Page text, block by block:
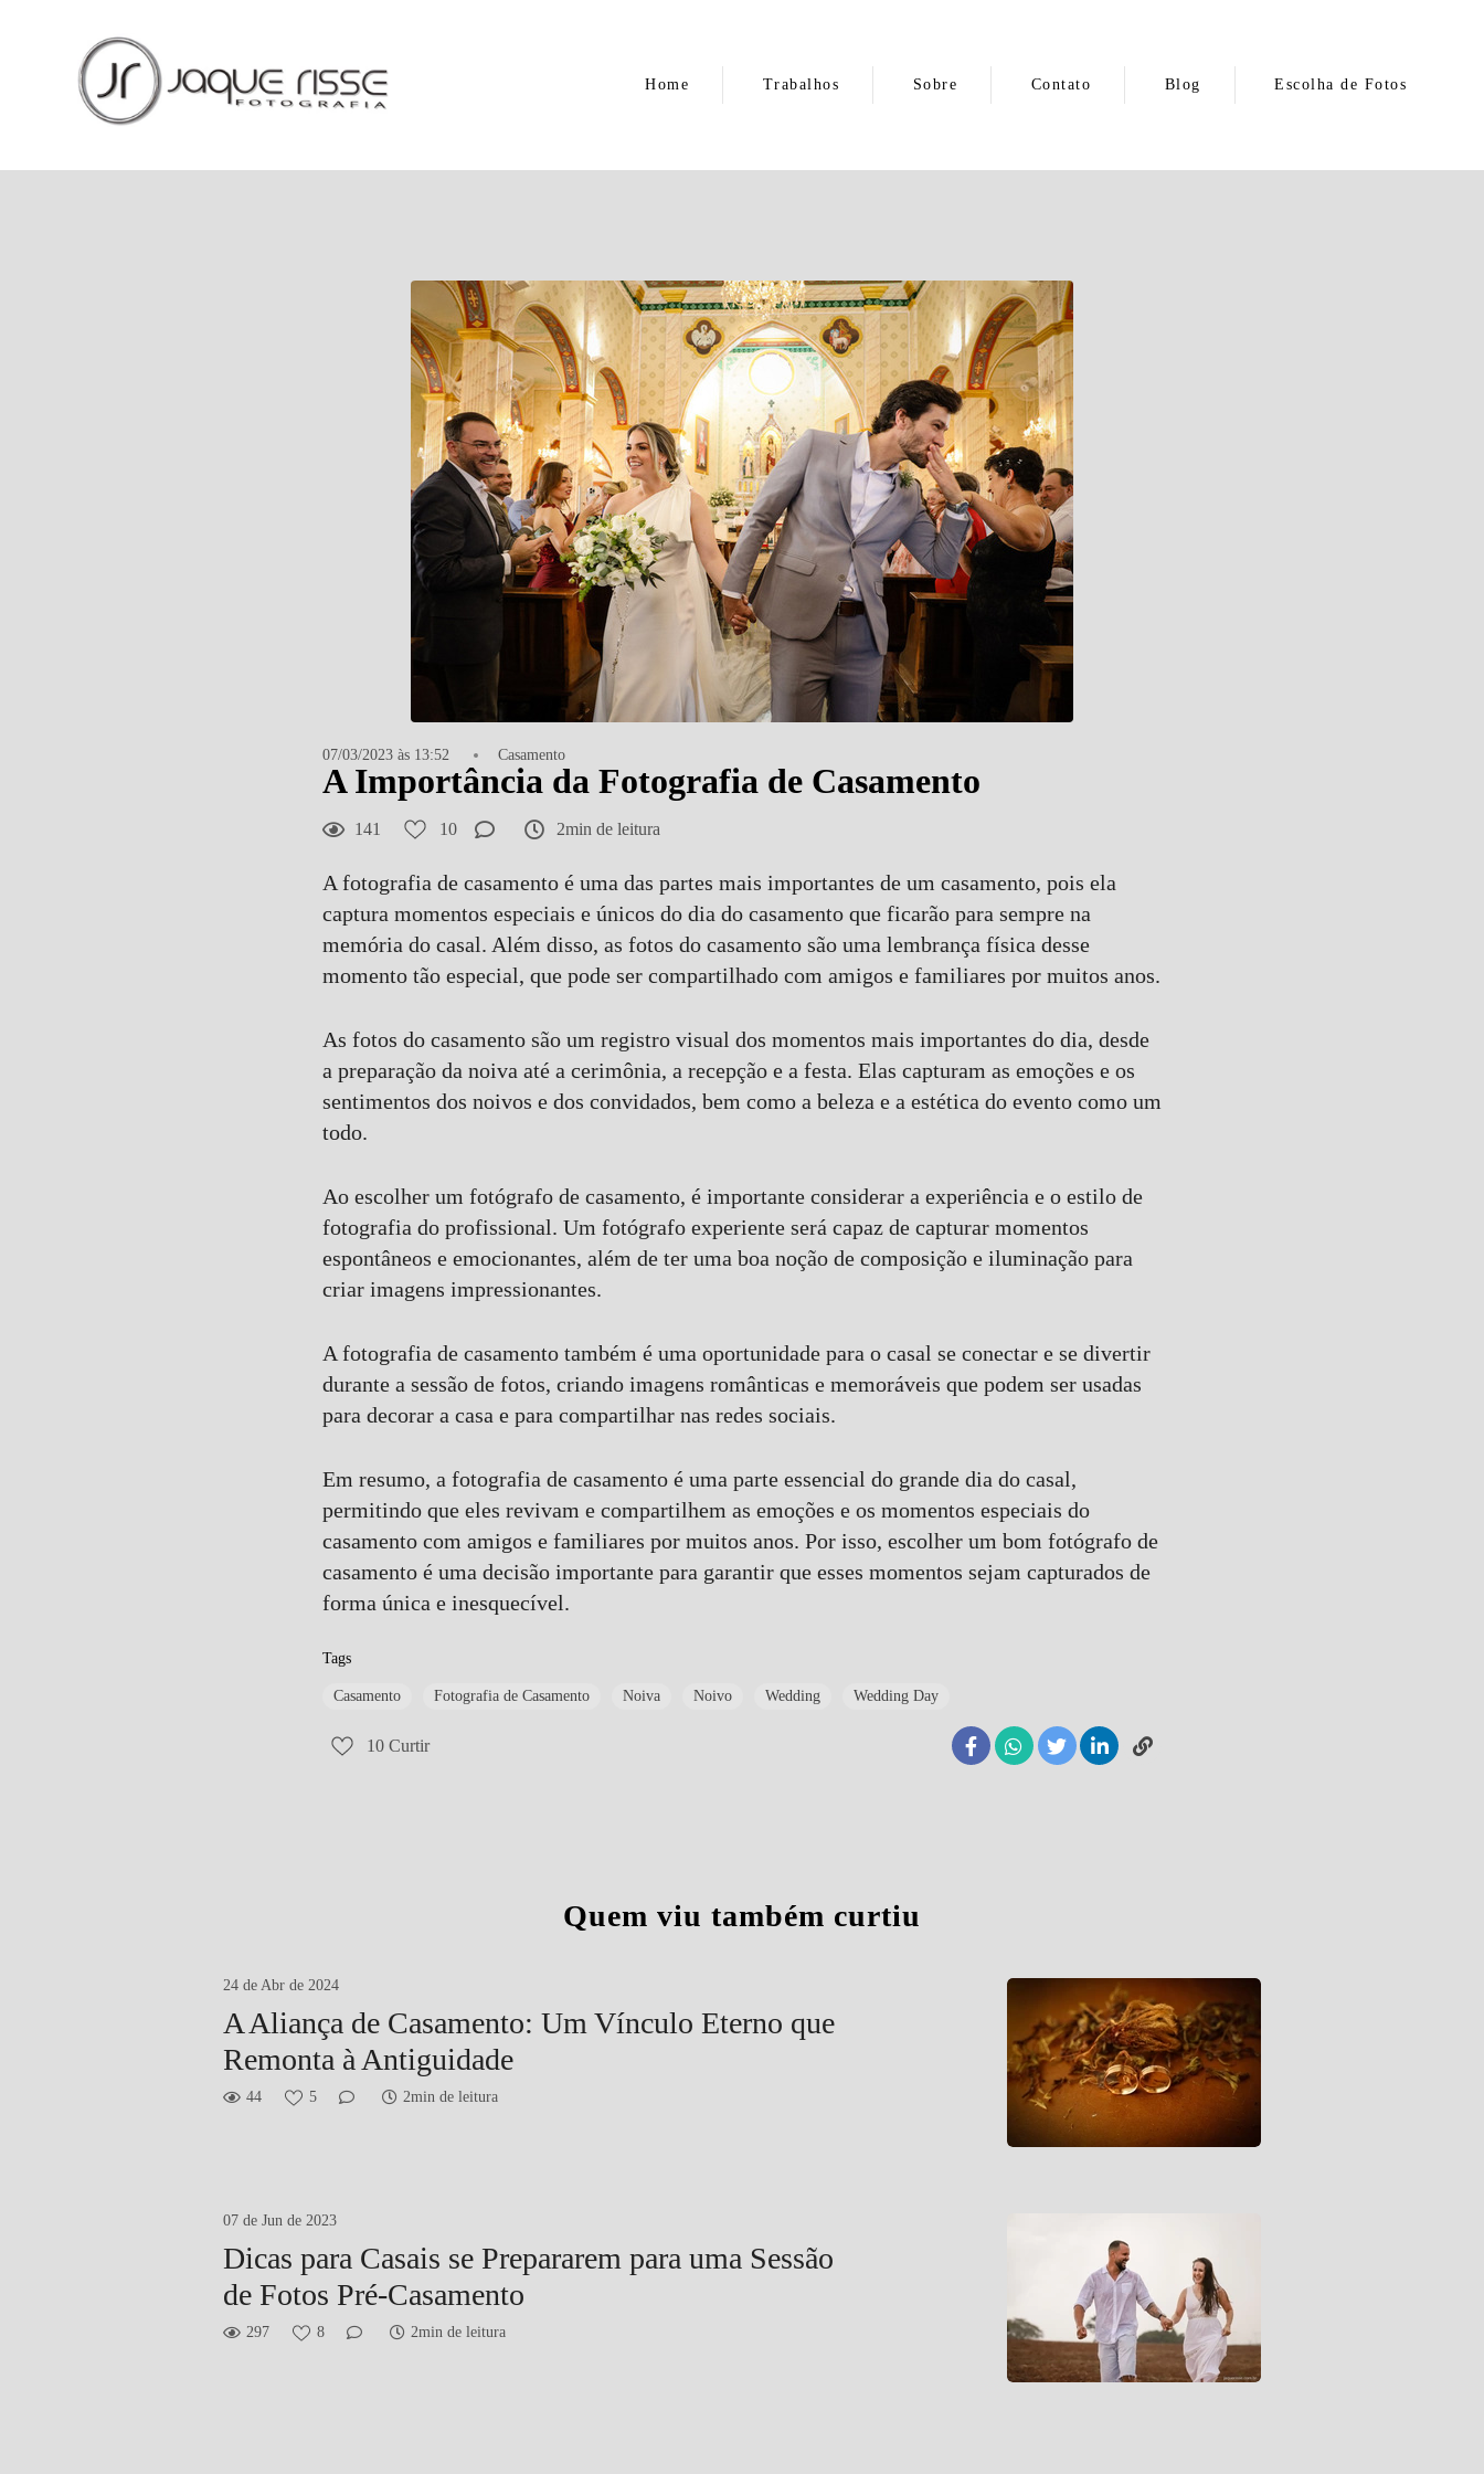
Home Trabalhos Sobre Contato Blog Escolha de Fotos
07/03/2023 às 13:52 Casamento
A Importância da Fotografia de Casamento
141 10 2min de leitura
A fotografia de casamento é uma das partes mais importantes de um casamento, pois ela
captura momentos especiais e únicos do dia do casamento que ficarão para sempre na
memória do casal. Além disso, as fotos do casamento são uma lembrança física desse
momento tão especial, que pode ser compartilhado com amigos e familiares por muitos anos.
As fotos do casamento são um registro visual dos momentos mais importantes do dia, desde
a preparação da noiva até a cerimônia, a recepção e a festa. Elas capturam as emoções e os
sentimentos dos noivos e dos convidados, bem como a beleza e a estética do evento como um
todo.
Ao escolher um fotógrafo de casamento, é importante considerar a experiência e o estilo de
fotografia do profissional. Um fotógrafo experiente será capaz de capturar momentos
espontâneos e emocionantes, além de ter uma boa noção de composição e iluminação para
criar imagens impressionantes.
A fotografia de casamento também é uma oportunidade para o casal se conectar e se divertir
durante a sessão de fotos, criando imagens românticas e memoráveis que podem ser usadas
para decorar a casa e para compartilhar nas redes sociais.
Em resumo, a fotografia de casamento é uma parte essencial do grande dia do casal,
permitindo que eles revivam e compartilhem as emoções e os momentos especiais do
casamento com amigos e familiares por muitos anos. Por isso, escolher um bom fotógrafo de
casamento é uma decisão importante para garantir que esses momentos sejam capturados de
forma única e inesquecível.
Tags
Casamento Fotografia de Casamento Noiva Noivo Wedding Wedding Day
10 Curtir
Quem viu também curtiu
24 de Abr de 2024
A Aliança de Casamento: Um Vínculo Eterno que
Remonta à Antiguidade
44 5 2min de leitura
07 de Jun de 2023
Dicas para Casais se Prepararem para uma Sessão
de Fotos Pré-Casamento
297 8 2min de leitura